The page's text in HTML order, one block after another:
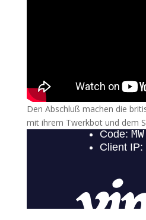
Den Abschluß machen die
mit ihrem Twerkbot und dem